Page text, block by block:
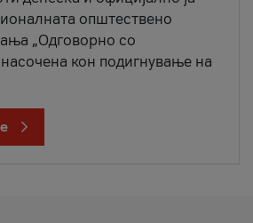
општествено
„Одговорно со
насочена кон подигнување на